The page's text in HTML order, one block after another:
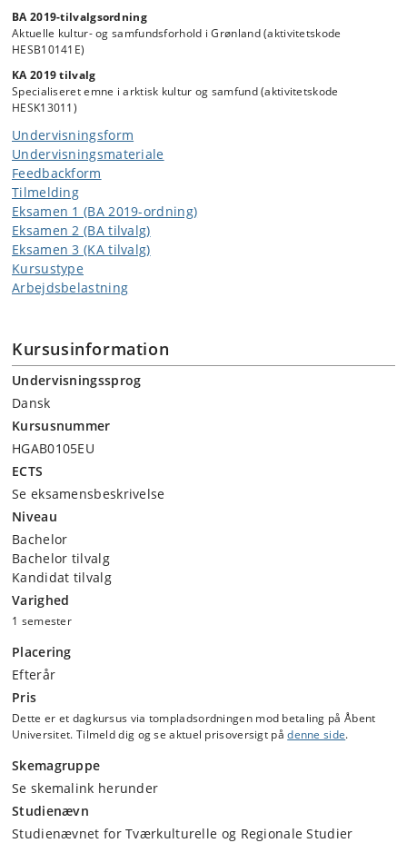
BA 2019-tilvalgsordning
Aktuelle kultur- og samfundsforhold i Grønland (aktivitetskode
HESB10141E)
KA 2019 tilvalg
Specialiseret emne i arktisk kultur og samfund (aktivitetskode
HESK13011)
Undervisningsform
Undervisningsmateriale
Feedbackform
Tilmelding
Eksamen 1 (BA 2019-ordning)
Eksamen 2 (BA tilvalg)
Eksamen 3 (KA tilvalg)
Kursustype
Arbejdsbelastning
Kursusinformation
Undervisningssprog
Dansk
Kursusnummer
HGAB0105EU
ECTS
Se eksamensbeskrivelse
Niveau
Bachelor
Bachelor tilvalg
Kandidat tilvalg
Varighed
1 semester
Placering
Efterår
Pris
Dette er et dagkursus via tompladsordningen mod betaling på Åbent
Universitet. Tilmeld dig og se aktuel prisoversigt pådenne side.
Skemagruppe
Se skemalink herunder
Studienævn
Studienævnet for Tværkulturelle og Regionale Studier